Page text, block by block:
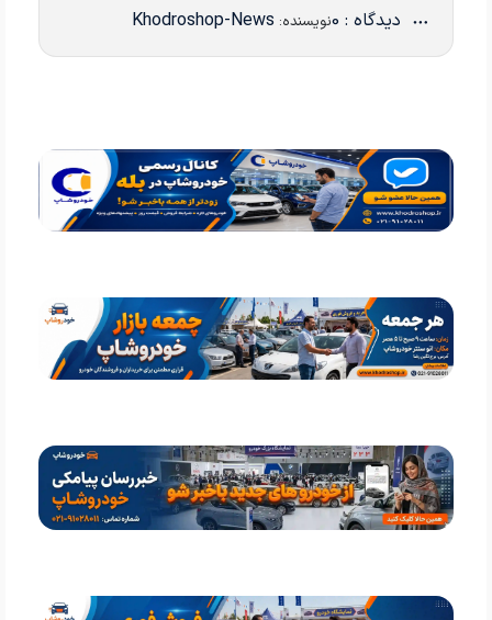
دیدگاه : 0 نویسنده: Khodroshop-News